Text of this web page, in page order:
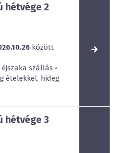
hétvége 2
között
szállás •
ételekkel, hideg
hétvége 3